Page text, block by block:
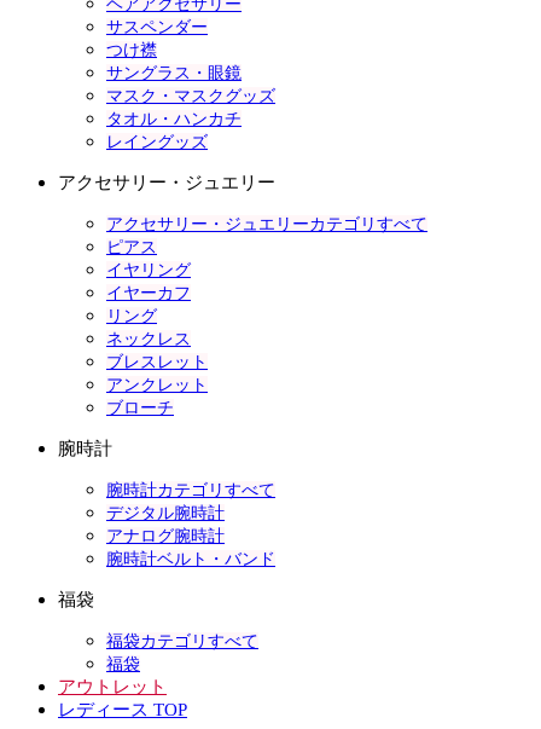
ヘアアクセサリー
サスペンダー
つけ襟
サングラス・眼鏡
マスク・マスクグッズ
タオル・ハンカチ
レイングッズ
アクセサリー・ジュエリー
アクセサリー・ジュエリーカテゴリすべて
ピアス
イヤリング
イヤーカフ
リング
ネックレス
ブレスレット
アンクレット
ブローチ
腕時計
腕時計カテゴリすべて
デジタル腕時計
アナログ腕時計
腕時計ベルト・バンド
福袋
福袋カテゴリすべて
福袋
アウトレット
レディース TOP